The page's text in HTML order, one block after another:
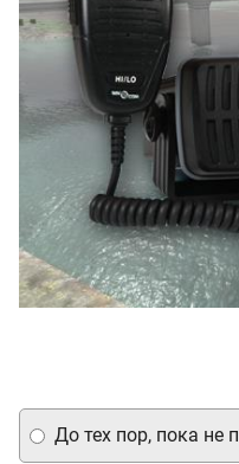
До тех пор, пока не